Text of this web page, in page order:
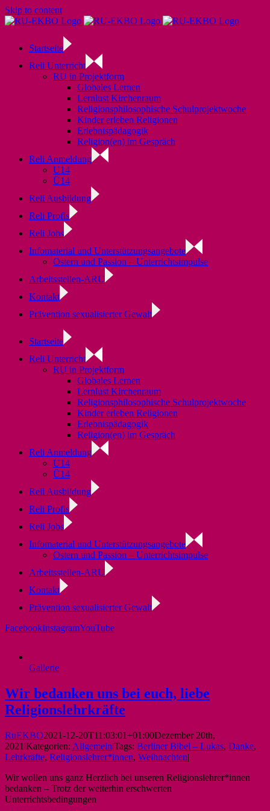
Skip to content
Startseite
Reli Unterricht
RU in Projektform
Globales Lernen
Lernlust Kirchenraum
Religionsphilosophische Schulprojektwoche
Kinder erleben Religionen
Erlebnispädagogik
Religion(en) im Gespräch
Reli Anmeldung
U14
Ü14
Reli Ausbildung
Reli Profis
Reli Jobs
Infomaterial und Unterstützungsangebote
Ostern und Passion – Unterrichtsimpulse
Arbeitsstellen-ARU
Kontakt
Prävention sexualisierter Gewalt
Startseite
Reli Unterricht
RU in Projektform
Globales Lernen
Lernlust Kirchenraum
Religionsphilosophische Schulprojektwoche
Kinder erleben Religionen
Erlebnispädagogik
Religion(en) im Gespräch
Reli Anmeldung
U14
Ü14
Reli Ausbildung
Reli Profis
Reli Jobs
Infomaterial und Unterstützungsangebote
Ostern und Passion – Unterrichtsimpulse
Arbeitsstellen-ARU
Kontakt
Prävention sexualisierter Gewalt
FacebookInstagramYouTube
Gallerie
Wir bedanken uns bei euch, liebe
Religionslehrkräfte
RuEKBO2021-12-20T11:03:01+01:00Dezember 20th,
2021 |Kategorien: Allgemein|Tags: Berliner Bibel – Lukas, Danke,
Lehrkräfte, Religionslehrer*innen, Weihnachten|
Wir wollen uns ganz Herzlich bei unseren Religionslehrer*innen
bedanken – Trotz der weiterhin erschwerten
Unterrichtsbedingungen